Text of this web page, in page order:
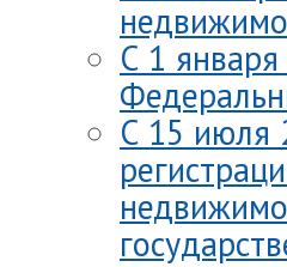
С 1 января
С 15 июля